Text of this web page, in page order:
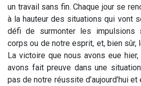
un travail sans fin. Chaque jour se
à la hauteur des situations qui vont
défi de surmonter les impulsions
corps ou de notre esprit, et, bien sûr,
La victoire que nous avons eue
avons fait preuve dans une
pas de notre réussite d’aujourd’hui